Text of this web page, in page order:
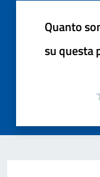
Quanto
su questa